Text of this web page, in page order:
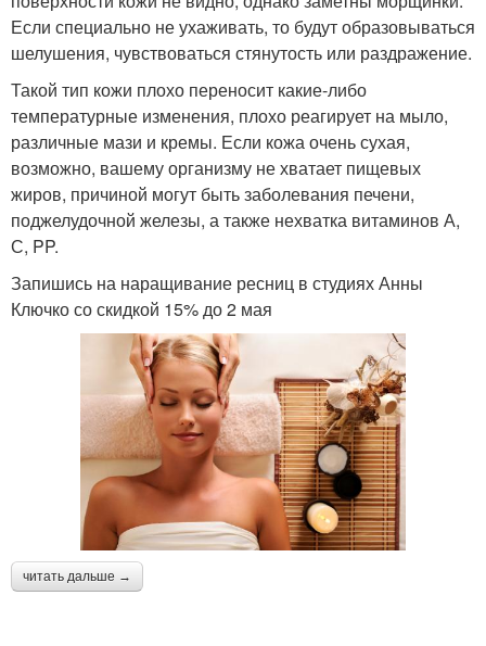
Если специально не ухаживать, то будут образовываться
шелушения, чувствоваться стянутость или раздражение.
Такой тип кожи плохо переносит какие-либо
температурные изменения, плохо реагирует на мыло,
различные мази и кремы. Если кожа очень сухая,
возможно, вашему организму не хватает пищевых
жиров, причиной могут быть заболевания печени,
поджелудочной железы, а также нехватка витаминов А,
С, PP.
Запишись на наращивание ресниц в студиях Анны
Ключко со скидкой 15% до 2 мая
читать дальше →